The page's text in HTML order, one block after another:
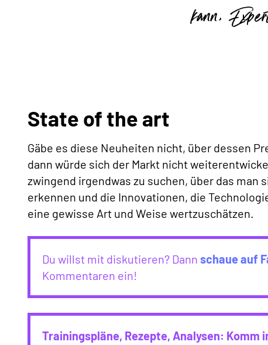
kann,
State of the art
Gäbe es diese Neuheiten nicht, über dessen
dann würde sich der Markt nicht
zwingend irgendwas zu suchen, über das man
erkennen und die Innovationen, die
eine gewisse Art und Weise wertzuschätzen.
Du willst mit diskutieren? Dann schaue auf
Kommentaren ein!
Trainingspläne, Rezepte, Analysen: Komm